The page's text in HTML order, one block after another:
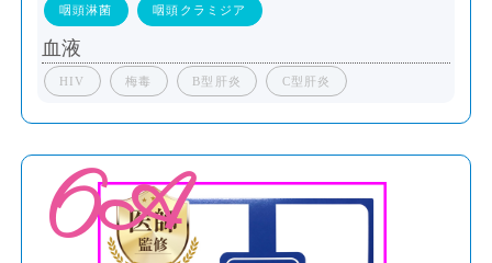
咽頭淋菌 咽頭クラミジア
血液
HIV 梅毒 B型肝炎 C型肝炎
6A